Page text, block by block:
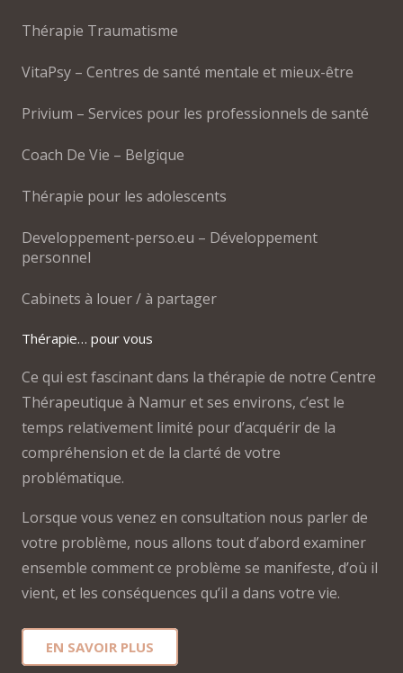
Thérapie Traumatisme
VitaPsy – Centres de santé mentale et mieux-être
Privium – Services pour les professionnels de santé
Coach De Vie – Belgique
Thérapie pour les adolescents
Developpement-perso.eu – Développement
personnel
Cabinets à louer / à partager
Thérapie… pour vous
Ce qui est fascinant dans la thérapie de notre Centre
Thérapeutique à Namur et ses environs, c’est le
temps relativement limité pour d’acquérir de la
compréhension et de la clarté de votre
problématique.
Lorsque vous venez en consultation nous parler de
votre problème, nous allons tout d’abord examiner
ensemble comment ce problème se manifeste, d’où il
vient, et les conséquences qu’il a dans votre vie.
EN SAVOIR PLUS